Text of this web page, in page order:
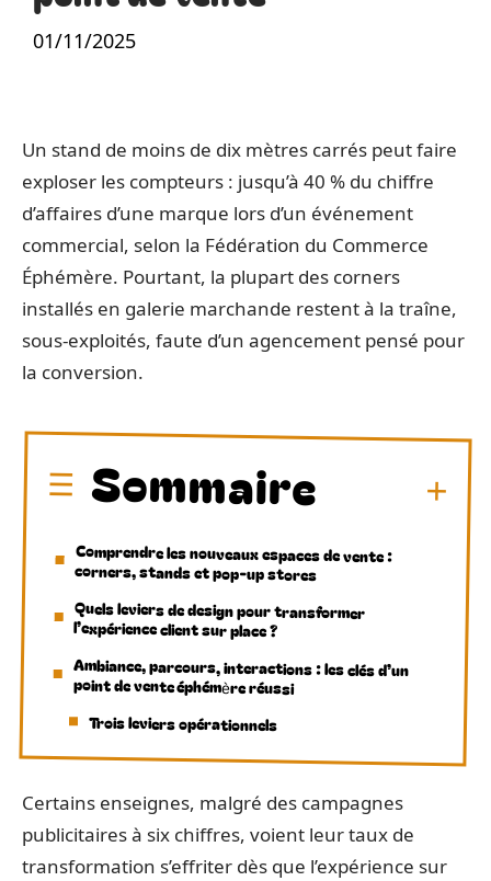
01/11/2025
Un stand de moins de dix mètres carrés peut faire
exploser les compteurs : jusqu’à 40 % du chiffre
d’affaires d’une marque lors d’un événement
commercial, selon la Fédération du Commerce
Éphémère. Pourtant, la plupart des corners
installés en galerie marchande restent à la traîne,
sous-exploités, faute d’un agencement pensé pour
la conversion.
Sommaire
Comprendre les nouveaux espaces de vente :
corners, stands et pop-up stores
Quels leviers de design pour transformer
l’expérience client sur place ?
Ambiance, parcours, interactions : les clés d’un
point de vente éphémère réussi
Trois leviers opérationnels
Certains enseignes, malgré des campagnes
publicitaires à six chiffres, voient leur taux de
transformation s’effriter dès que l’expérience sur